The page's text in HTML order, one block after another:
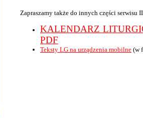
Zapraszamy także do innych części serwisu
KALENDARZ
PDF
Teksty LG na urządzenia mobilne (w